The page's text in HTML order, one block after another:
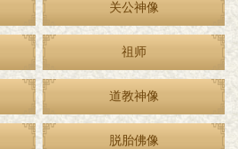
关公神像
祖师
道教神像
脱胎佛像